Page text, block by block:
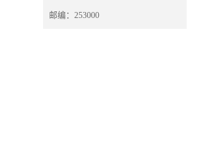
邮编：253000